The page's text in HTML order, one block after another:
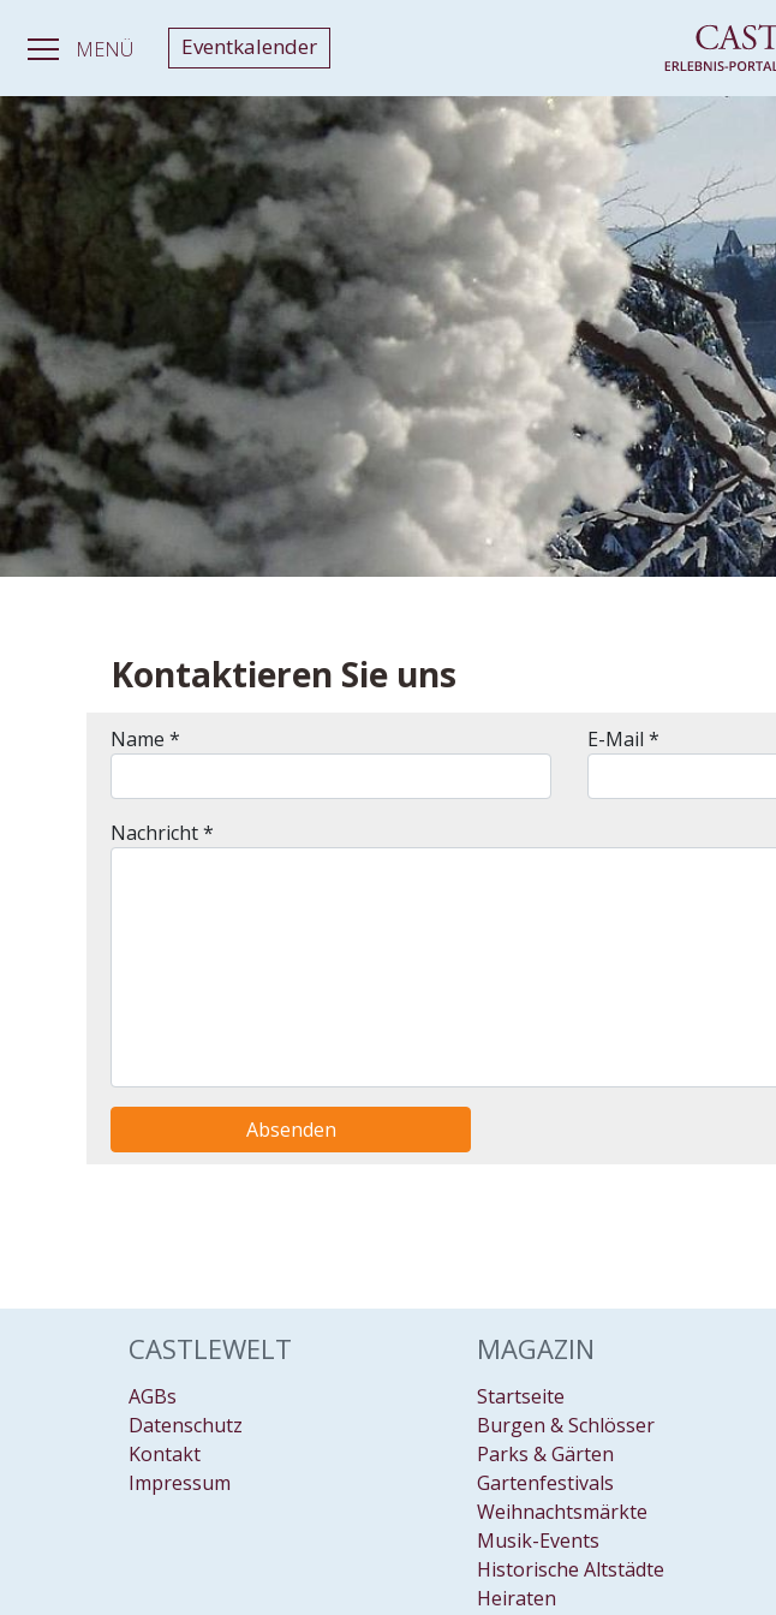
MENÜ Eventkalender
Kontaktieren Sie uns
Name * E-Mail *
Nachricht*
Absenden
CASTLEWELT
AGBs
Datenschutz
Kontakt
Impressum
MAGAZIN
Startseite
Burgen & Schlösser
Parks & Gärten
Gartenfestivals
Weihnachtsmärkte
Musik-Events
Historische Altstädte
Heiraten